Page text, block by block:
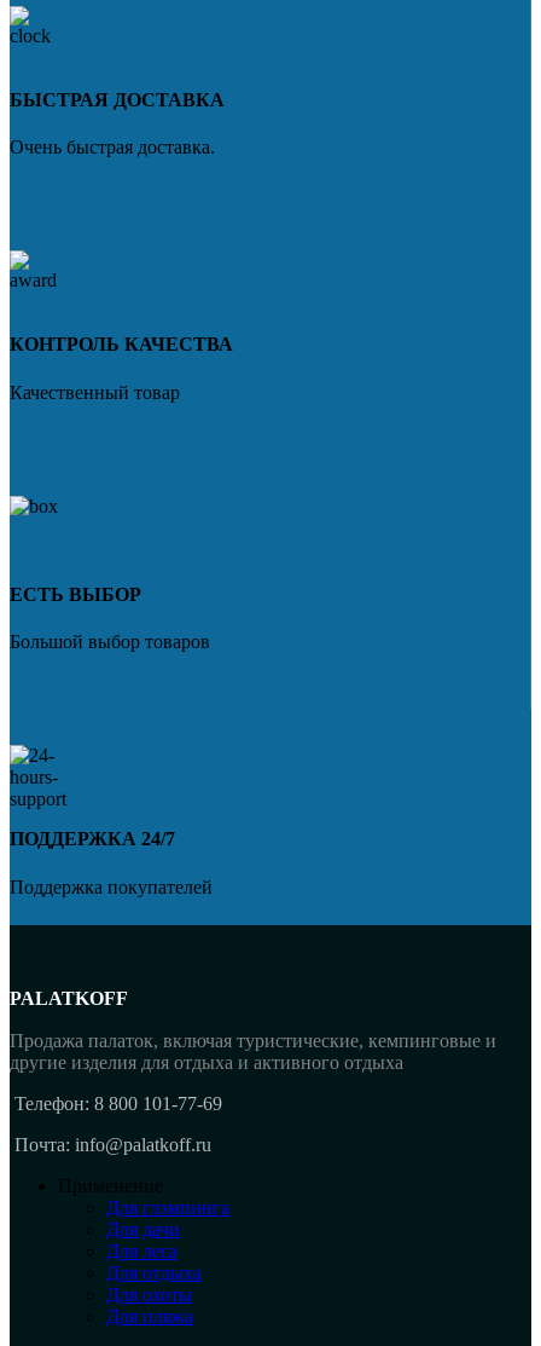
БЫСТРАЯ ДОСТАВКА
Очень быстрая доставка.
КОНТРОЛЬ КАЧЕСТВА
Качественный товар
ЕСТЬ ВЫБОР
Большой выбор товаров
ПОДДЕРЖКА 24/7
Поддержка покупателей
PALATKOFF
Продажа палаток, включая туристические, кемпинговые и
другие изделия для отдыха и активного отдыха
Телефон: 8 800 101-77-69
Почта: info@palatkoff.ru
Применение
Для глэмпинга
Для дачи
Для леса
Для отдыха
Для охоты
Для пляжа